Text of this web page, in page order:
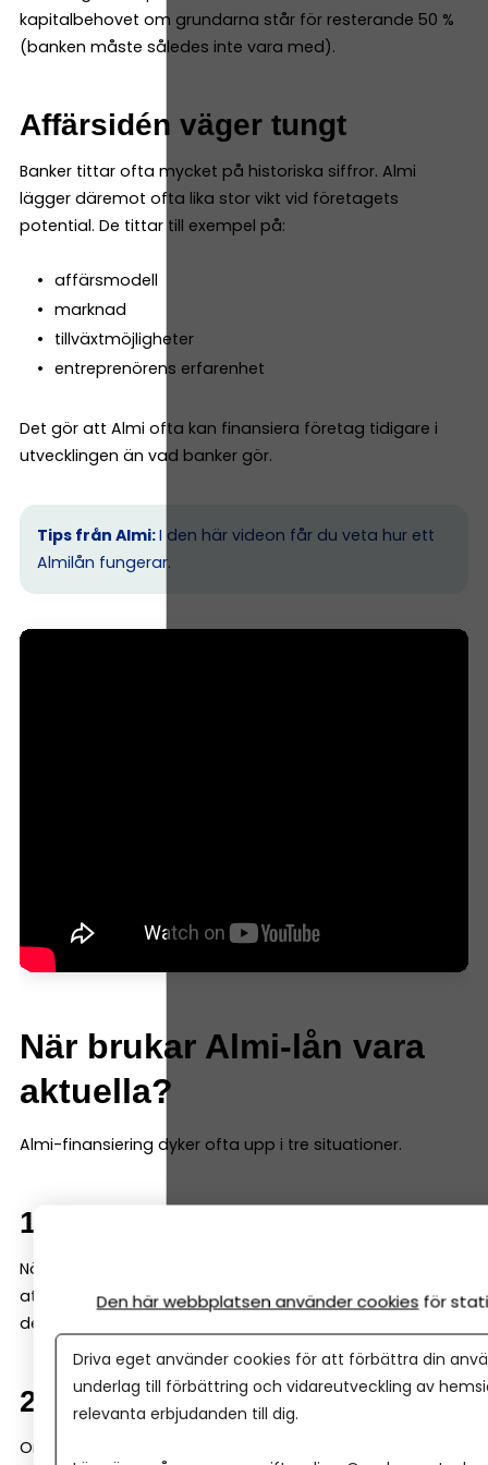
kapitalbehovet om grundarna står för resterande 50 %
(banken måste således inte vara med).
Affärsidén väger tungt
Banker tittar ofta mycket på historiska siffror. Almi
lägger däremot ofta lika stor vikt vid företagets
potential. De tittar till exempel på:
affärsmodell
marknad
tillväxtmöjligheter
entreprenörens erfarenhet
Det gör att Almi ofta kan finansiera företag tidigare i
utvecklingen än vad banker gör.
Tips från Almi:I den här videon får du veta hur ett
Almilån fungerar.
När brukar Almi-lån vara
aktuella?
Almi-finansiering dyker ofta upp i tre situationer.
1. Tidig fas
När ett företag fortfarande är ungt kan banken tycka
att underlaget är begränsat. Då kan Almi gå in med en
del av finansieringen – ofta genom ett s k mikrolån.
2. Tillväxt och expansion
Om ett företag vill växa snabbt kan kapitalbehovet bli
Den här webbplatsen använder cookies för
Driva eget använder cookies för att förbättra din
underlag till förbättring och vidareutveckling av
relevanta erbjudanden till dig.